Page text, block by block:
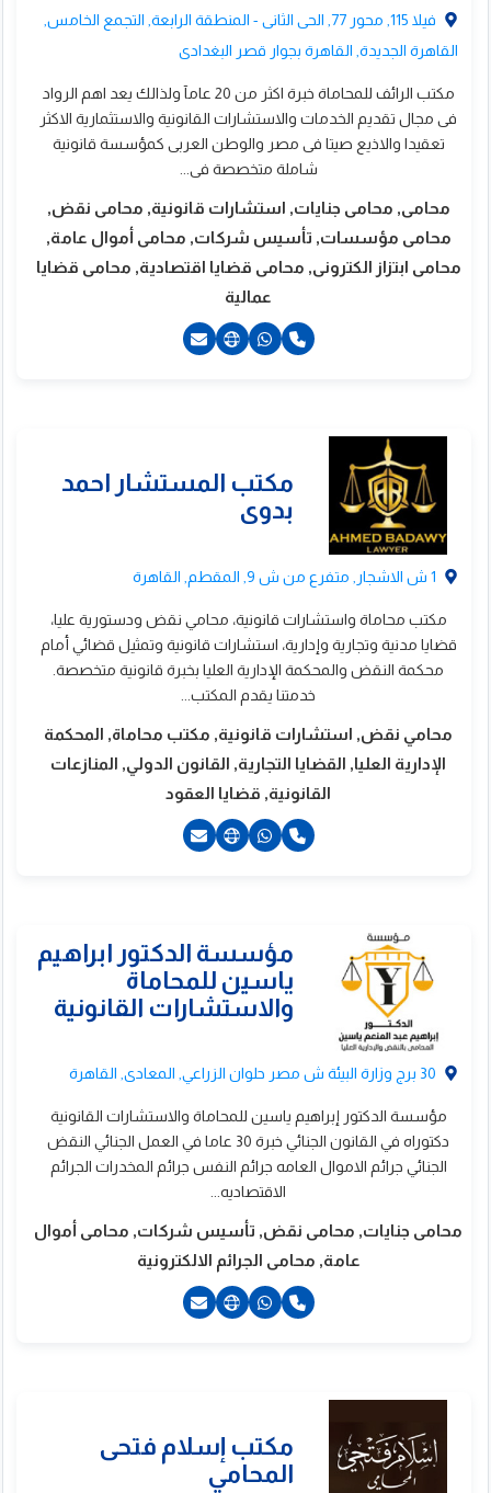
المستشار
محمد فراج
فيلا 115, محور 77, الحى الثانى - المنطقة الرابعة, التجمع الخامس,
القاهرة الجديدة, القاهرة بجوار قصر البغدادى
مكتب الرائف للمحاماة خبرة اكثر من 20 عامآ ولذالك يعد اهم الرواد
فى مجال تقديم الخدمات والاستشارات القانونية والاستثمارية الاكثر
تعقيدا والاذيع صيتا فى مصر والوطن العربى كمؤسسة قانونية
شاملة متخصصة فى...
محامى, محامى جنايات, استشارات قانونية, محامى نقض,
محامى مؤسسات, تأسيس شركات, محامى أموال عامة,
محامى ابتزاز الكترونى, محامى قضايا اقتصادية, محامى قضايا
عمالية
مكتب محاماة واستشارات قانونية، محامي نقض ودستورية عليا،
قضايا مدنية وتجارية وإدارية، استشارات قانونية وتمثيل قضائي أمام
محكمة النقض والمحكمة الإدارية العليا بخبرة قانونية متخصصة.
خدمتنا يقدم المكتب...
محامي نقض, استشارات قانونية, مكتب محاماة, المحكمة
الإدارية العليا, القضايا التجارية, القانون الدولي, المنازعات
القانونية, قضايا العقود
مؤسسة الدكتور إبراهيم ياسين للمحاماة والاستشارات القانونية
دكتوراه في القانون الجنائي خبرة 30 عاما في العمل الجنائي النقض
الجنائي جرائم الاموال العامه جرائم النفس جرائم المخدرات الجرائم
الاقتصاديه...
محامى جنايات, محامى نقض, تأسيس شركات, محامى أموال
عامة, محامى الجرائم الالكترونية